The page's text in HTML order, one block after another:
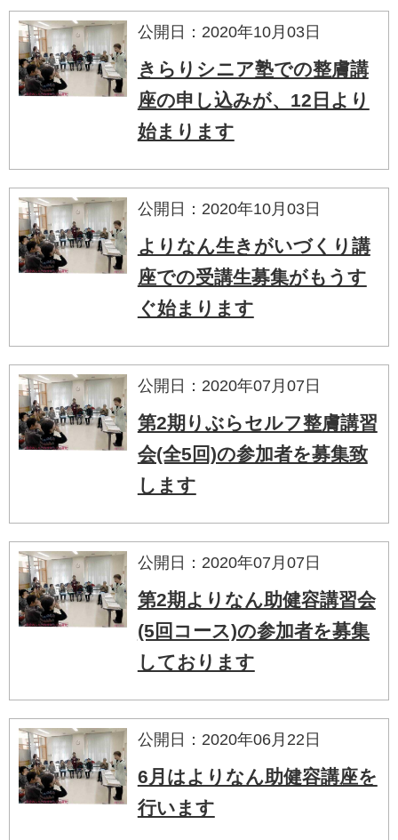
公開日：2020年10月03日
きらりシニア塾での整膚講
座の申し込みが、12日より
始まります
公開日：2020年10月03日
よりなん生きがいづくり講
座での受講生募集がもうす
ぐ始まります
公開日：2020年07月07日
第2期りぶらセルフ整膚講習
会(全5回)の参加者を募集致
します
公開日：2020年07月07日
第2期よりなん助健容講習会
(5回コース)の参加者を募集
しております
公開日：2020年06月22日
6月はよりなん助健容講座を
行います